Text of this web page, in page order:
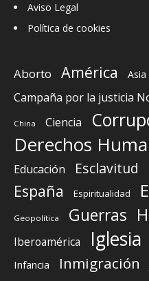
Aviso Legal
Política de cookies
Aborto América Asia
Campaña por la justicia
China Ciencia
Derechos
Educación Esclavitud
España Espiritualidad
Geopolítica Guerras
Iberoamérica Iglesia
Infancia Inmigración